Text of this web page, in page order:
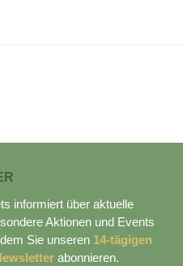
informiert über aktuelle
Aktionen und Events
Sie unseren 14-tägigen
abonnieren.